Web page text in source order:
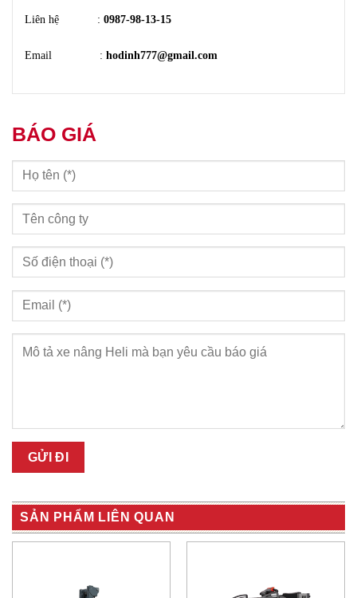
Liên hệ : 0987-98-13-15
Email : hodinh777@gmail.com
BÁO GIÁ
SẢN PHẨM LIÊN QUAN